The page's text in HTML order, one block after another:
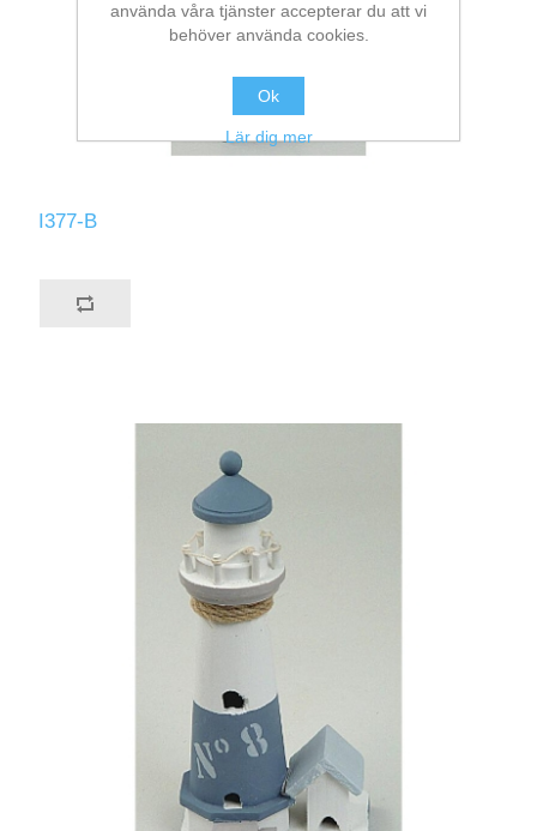
I377-B
använda våra tjänster accepterar du att vi
behöver använda cookies.
Ok
Lär dig mer